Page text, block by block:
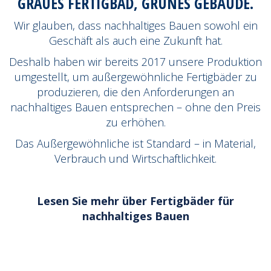
Wir glauben, dass nachhaltiges Bauen sowohl ein
Geschäft als auch eine Zukunft hat.
Deshalb haben wir bereits 2017 unsere Produktion
umgestellt, um außergewöhnliche Fertigbäder zu
produzieren, die den Anforderungen an
nachhaltiges Bauen entsprechen – ohne den Preis
zu erhöhen.
Das Außergewöhnliche ist Standard – in Material,
Verbrauch und Wirtschaftlichkeit.
Lesen Sie mehr über Fertigbäder für
nachhaltiges Bauen